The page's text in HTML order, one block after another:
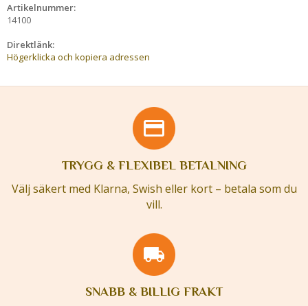
Artikelnummer:
14100
Direktlänk:
Högerklicka och kopiera adressen
TRYGG & FLEXIBEL BETALNING
Välj säkert med Klarna, Swish eller kort – betala som du
vill.
SNABB & BILLIG FRAKT